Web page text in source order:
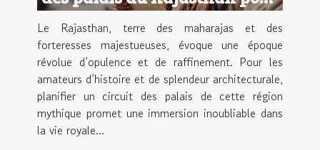
une expérience royale ?
Le Rajasthan, terre des maharajas et des
forteresses majestueuses, évoque une époque
révolue d’opulence et de raffinement. Pour les
amateurs d’histoire et de splendeur architecturale,
planifier un circuit des palais de cette région
mythique promet une immersion inoubliable dans
la vie royale...